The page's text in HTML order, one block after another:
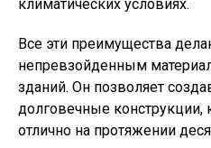
климатических условиях.
Все эти преимущества
непревзойденным
зданий. Он позволяет
долговечные конструкции,
отлично на протяжении